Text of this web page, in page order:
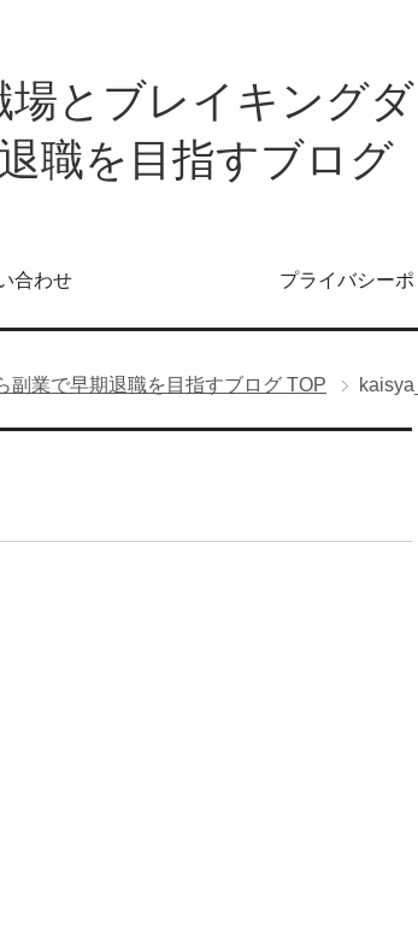
とブレイキング
退職を目指すブログ
合わせ プライバシー
副業で早期退職を目指すブログ TOP